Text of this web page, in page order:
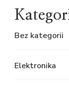
Bez kategorii
Elektronika